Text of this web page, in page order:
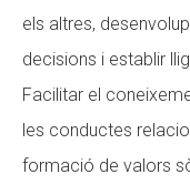
els altres,
decisions i establir
Facilitar el
les conductes
formació de valors
Memòria d'activitats
Proposta educativa
ACTUALITAT